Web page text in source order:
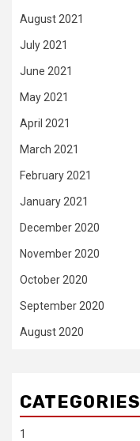
August 2021
July 2021
June 2021
May 2021
April 2021
March 2021
February 2021
January 2021
December 2020
November 2020
October 2020
September 2020
August 2020
CATEGORIES
1